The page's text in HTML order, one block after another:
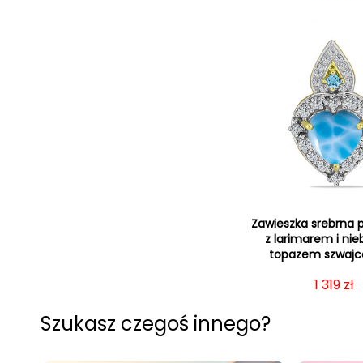
Zawieszka srebrna
z larimarem i
topazem
Cena
1 319 zł
Szukasz czegoś innego?